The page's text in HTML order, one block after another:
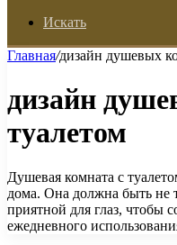
Искать
Главная/дизайн душевых
дизайн
туалетом
Душевая комната с
дома. Она должна быть не
приятной для глаз, чтобы
ежедневного